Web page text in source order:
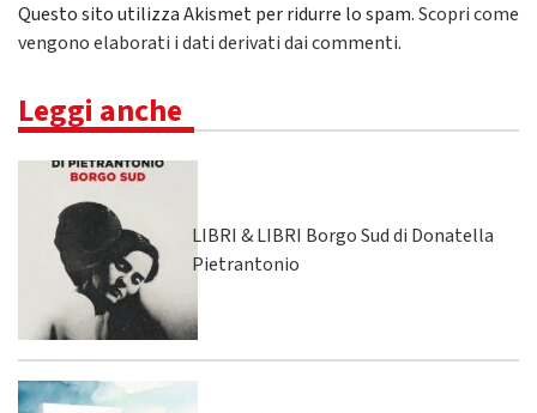
Questo sito utilizza Akismet per ridurre lo spam.Scopri come
vengono elaborati i dati derivati dai commenti.
Leggi anche
LIBRI & LIBRI Borgo Sud di Donatella
Pietrantonio